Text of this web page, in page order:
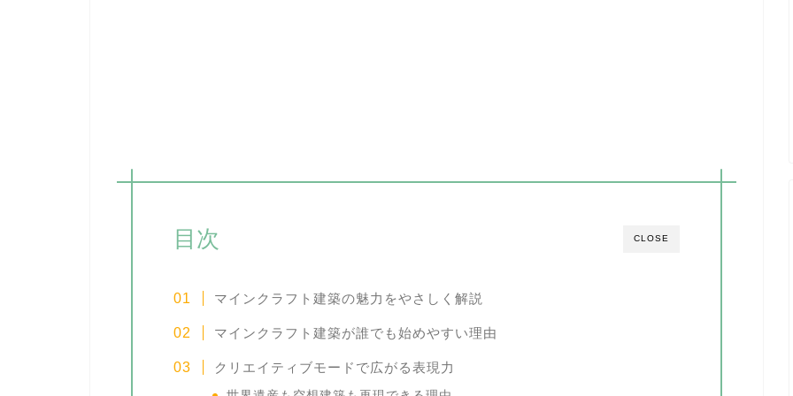
CLOSE
目次
マインクラフト建築の魅力をやさしく解説
マインクラフト建築が誰でも始めやすい理由
クリエイティブモードで広がる表現力